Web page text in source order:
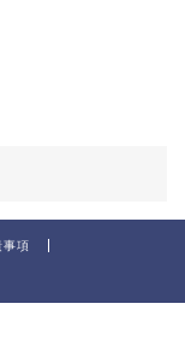
事項